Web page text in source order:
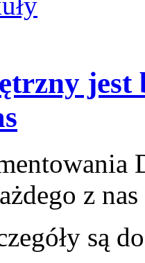
z nas
są